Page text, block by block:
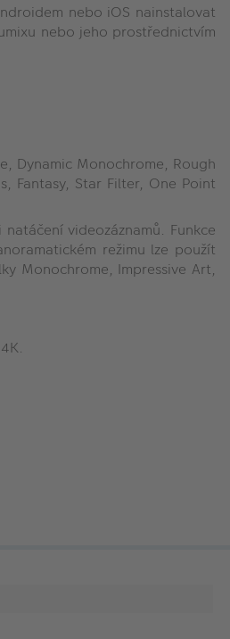
nebo iOS nainstalovat
nebo jeho prostřednictvím
Dynamic Monochrome, Rough
Fantasy, Star Filter, One Point
videozáznamů. Funkce
režimu lze použít
Monochrome, Impressive Art,